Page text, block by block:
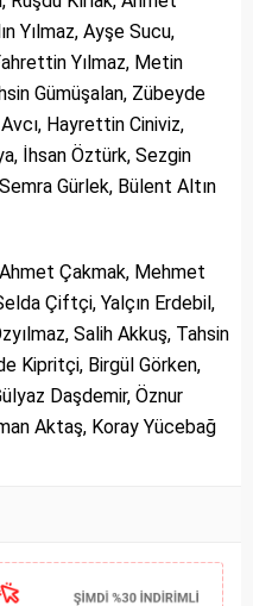
Yılmaz, Ayşe Sucu,
Yılmaz, Metin
Gümüşalan, Zübeyde
Hayrettin Ciniviz,
İhsan Öztürk, Sezgin
Gürlek, Bülent Altın
Çakmak, Mehmet
Çiftçi, Yalçın Erdebil,
Salih Akkuş, Tahsin
Kipritçi, Birgül Görken,
Daşdemir, Öznur
Aktaş, Koray Yücebağ